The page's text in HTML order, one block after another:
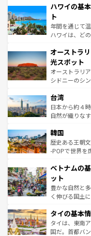
着のスイス情
のような巨大
ンメントが詰
西部には大自
ストーン国立
文化が魅力。
しみながら、
るだろう。車
ならではの贅沢な旅の
情報は コンテ
ハワイの基
ト
年間を通じて
ハワイは、ど
ワイ島は見逃
島だが、静か
おすすめ。エ
文化や歴史が
人々、おいし
ク、伝統的な
っている。訪
はコンテンツ一
オーストラ
光スポット
オーストラリ
シドニーのシ
リアリーフや
ク）、タスマ
ど、見どころ
いる。アクテ
ビング、ハイ
い。オースト
参照してほし
台湾
日本から約４
自然が織りな
ン）、静ひつ
と山間の静け
驚きをもたら
容にもいいと
照してほしい。
韓国
歴史ある王朝
-POPで世界を
き、地方に足
できる。そし
まで、さまざ
らではのナイ
覧 を参照して
ベトナムの
ット
豊かな自然と
く伸びる国土
急速な発展と
ーチミン市の
醸し出してい
タイの基本
タイは、東南
国だ。首都バ